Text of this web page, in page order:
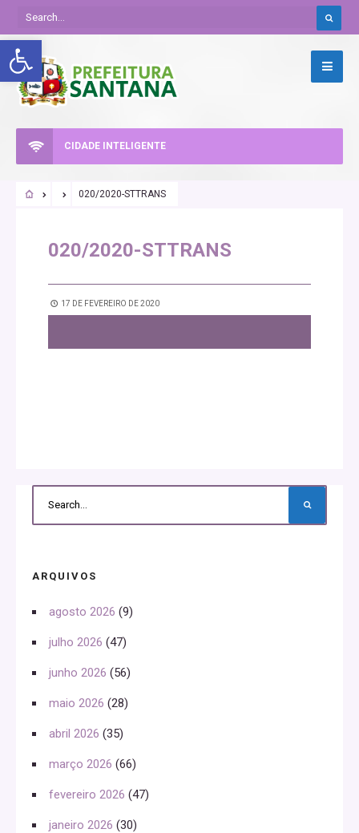
Abrir a barra de ferramentas
CIDADE INTELIGENTE
020/2020-STTRANS
020/2020-STTRANS
17 DE FEVEREIRO DE 2020
ARQUIVOS
agosto 2026 (9)
julho 2026 (47)
junho 2026 (56)
maio 2026 (28)
abril 2026 (35)
março 2026 (66)
fevereiro 2026 (47)
janeiro 2026 (30)